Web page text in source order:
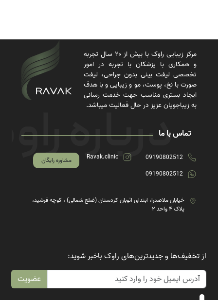
مرکز زیبایی راوک با بیش از ۲۰ سال تجربه
و همکاری با پزشکان با تجربه در امور
تخصصی لیفت بینی بدون جراحی، لیفت
صورت با نخ، پوست، مو و زیبایی و با هدف
ایجاد بستری مناسب جهت خدمت رسانی
به زیباجویان عزیز در حال فعالیت میباشد.
تماس با ما
09190802512
09190802512
Ravak.clinic مشاوره رایگان
خیابان ملاصدرا، ابتدای اتوبان کردستان (ضلع شمالی) ، کوچه فرشید،
پلاک ۴ واحد ۲
از تخفیف‌ها و جدیدترین‌های راوک باخبر شوید:
عضویت